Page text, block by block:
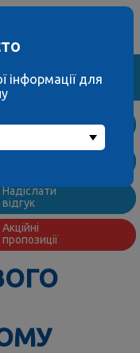
Знайти
Адреси
Надіслати
відгук
Акційні
пропозиції
інформації для